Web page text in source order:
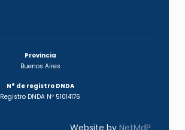
Provincia
Buenos Aires
N° de registro DNDA
Registro DNDA Nº 51014176
Website byNetMdP